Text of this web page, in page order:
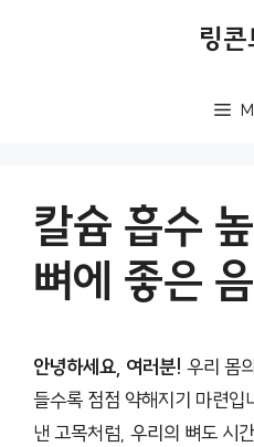
링콘
칼슘 흡수
뼈에 좋은
안녕하세요, 여러분! 우리 몸
들수록 점점 약해지기 마련입
낸 고목처럼, 우리의 뼈도 시